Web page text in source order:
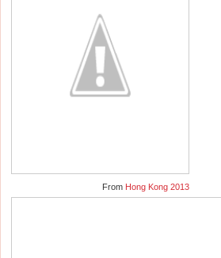
From Hong Kong 2013